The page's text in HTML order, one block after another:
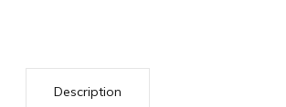
Description